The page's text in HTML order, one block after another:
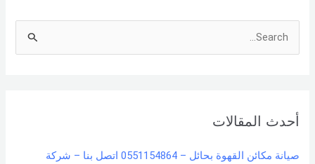
cأحدث المقالات
صيانة مكائن القهوة بحائل – 0551154864 اتصل بنا – شركة